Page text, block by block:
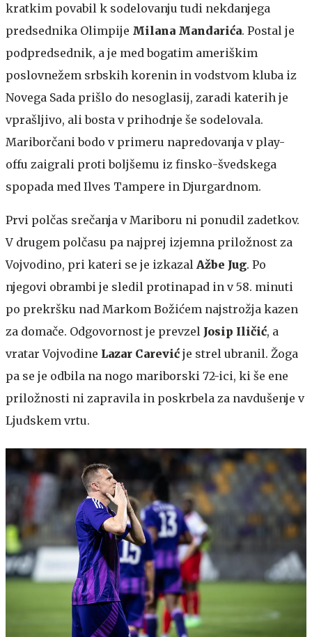
kratkim povabil k sodelovanju tudi nekdanjega
predsednika Olimpije Milana Mandarića. Postal je
podpredsednik, a je med bogatim ameriškim
poslovnežem srbskih korenin in vodstvom kluba iz
Novega Sada prišlo do nesoglasij, zaradi katerih je
vprašljivo, ali bosta v prihodnje še sodelovala.
Mariborčani bodo v primeru napredovanja v play-
offu zaigrali proti boljšemu iz finsko-švedskega
spopada med Ilves Tampere in Djurgardnom.
Prvi polčas srečanja v Mariboru ni ponudil zadetkov.
V drugem polčasu pa najprej izjemna priložnost za
Vojvodino, pri kateri se je izkazal Ažbe Jug. Po
njegovi obrambi je sledil protinapad in v 58. minuti
po prekršku nad Markom Božićem najstrožja kazen
za domače. Odgovornost je prevzel Josip Iličić, a
vratar Vojvodine Lazar Carević je strel ubranil. Žoga
pa se je odbila na nogo mariborski 72-ici, ki še ene
priložnosti ni zapravila in poskrbela za navdušenje v
Ljudskem vrtu.